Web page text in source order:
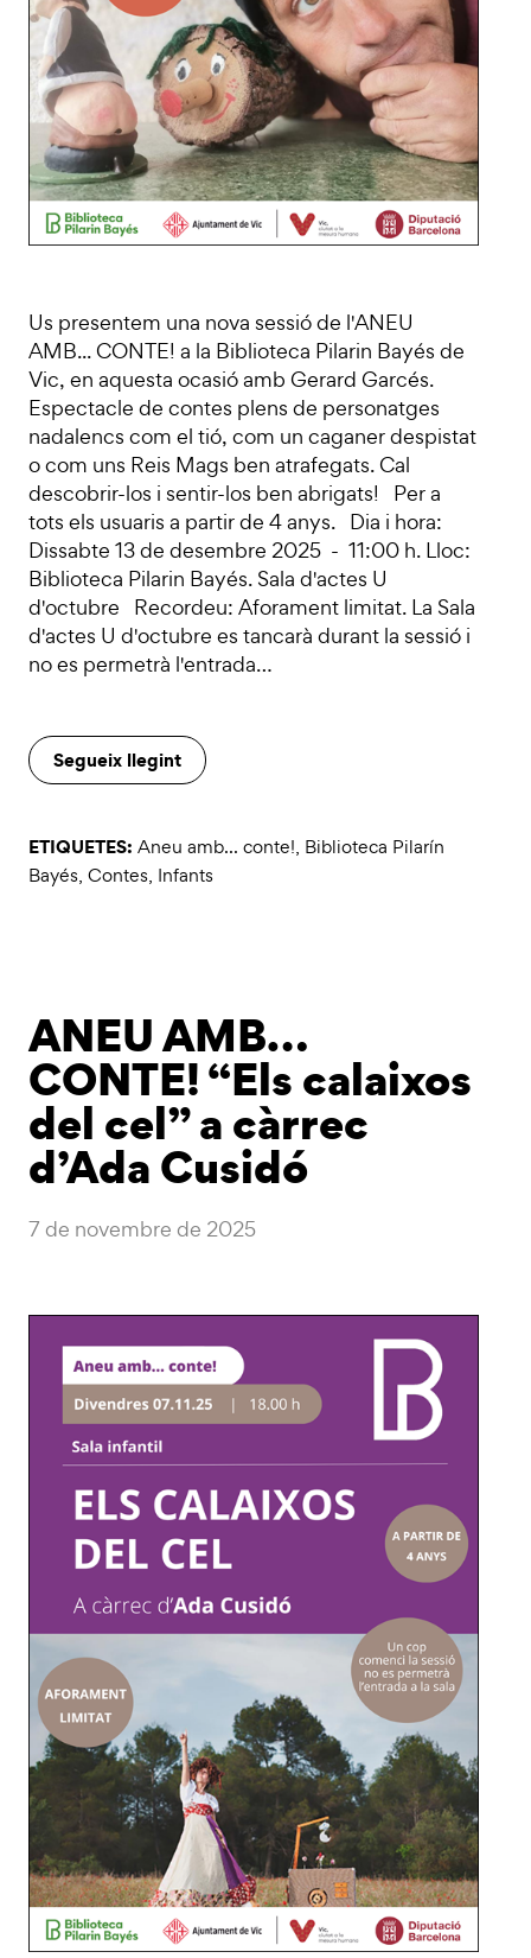
Us presentem una nova sessió de l'ANEU
AMB... CONTE! a la Biblioteca Pilarin Bayés de
Vic, en aquesta ocasió amb Gerard Garcés.
Espectacle de contes plens de personatges
nadalencs com el tió, com un caganer despistat
o com uns Reis Mags ben atrafegats. Cal
descobrir-los i sentir-los ben abrigats! Per a
tots els usuaris a partir de 4 anys. Dia i hora:
Dissabte 13 de desembre 2025 - 11:00 h. Lloc:
Biblioteca Pilarin Bayés. Sala d'actes U
d'octubre Recordeu: Aforament limitat. La Sala
d'actes U d'octubre es tancarà durant la sessió i
no es permetrà l'entrada…
Segueix llegint
ETIQUETES: Aneu amb... conte!, Biblioteca Pilarín
Bayés, Contes, Infants
ANEU AMB…
CONTE! “Els calaixos
del cel” a càrrec
d’Ada Cusidó
7 de novembre de 2025